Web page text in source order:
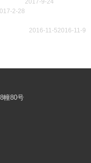
2017-9-24
2-28
2016-11-9
2016-11-5
幢80号